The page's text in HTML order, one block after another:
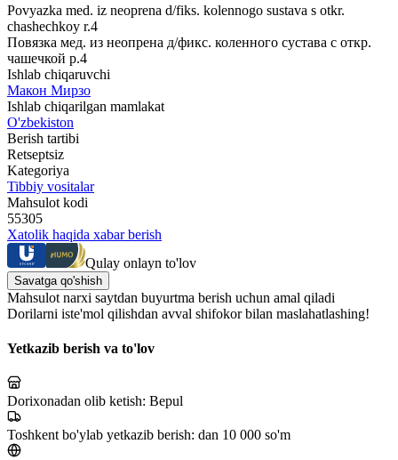
Povyazka med. iz neoprena d/fiks. kolennogo sustava s otkr.
chashechkoy r.4
Повязка мед. из неопрена д/фикс. коленного сустава с откр.
чашечкой р.4
Ishlab chiqaruvchi
Макон Мирзо
Ishlab chiqarilgan mamlakat
O'zbekiston
Berish tartibi
Retseptsiz
Kategoriya
Tibbiy vositalar
Mahsulot kodi
55305
Xatolik haqida xabar berish
Qulay onlayn to'lov
Savatga qo'shish
Mahsulot narxi saytdan buyurtma berish uchun amal qiladi
Dorilarni iste'mol qilishdan avval shifokor bilan maslahatlashing!
Yetkazib berish va to'lov
Dorixonadan olib ketish: Bepul
Toshkent bo'ylab yetkazib berish: dan 10 000 so'm